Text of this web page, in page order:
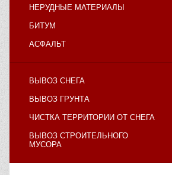
НЕРУДНЫЕ МАТЕРИАЛЫ
БИТУМ
АСФАЛЬТ
ВЫВОЗ СНЕГА
ВЫВОЗ ГРУНТА
ЧИСТКА ТЕРРИТОРИИ ОТ СНЕГА
ВЫВОЗ СТРОИТЕЛЬНОГО
МУСОРА